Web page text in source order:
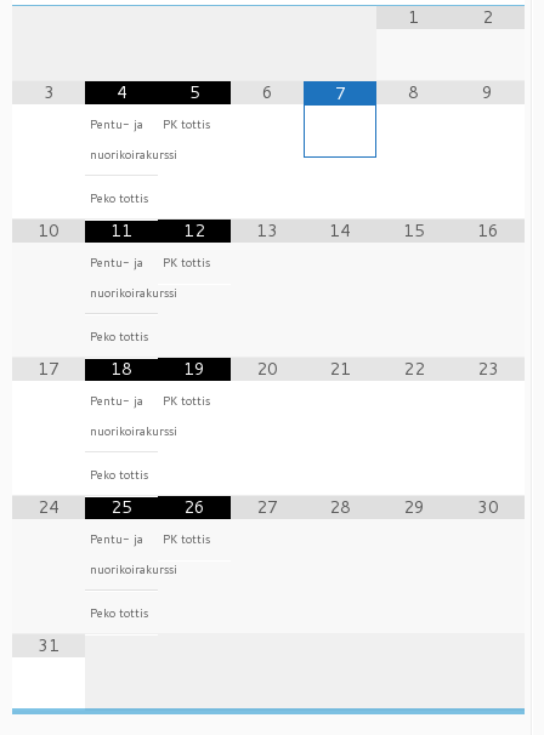
1
2
3 4
Pentu- ja
nuorikoirakurssi
Peko tottis
5
PK tottis
6 7 8 9
10 11
Pentu- ja
nuorikoirakurssi
Peko tottis
12
PK tottis
13 14 15 16
17 18
Pentu- ja
nuorikoirakurssi
Peko tottis
19
PK tottis
20 21 22 23
24 25
Pentu- ja
nuorikoirakurssi
Peko tottis
26
PK tottis
27 28 29 30
31